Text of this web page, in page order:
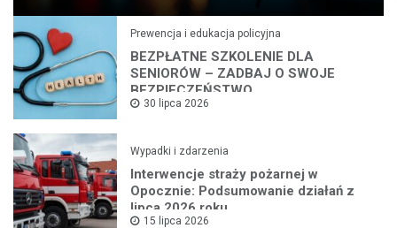
Prewencja i edukacja policyjna
BEZPŁATNE SZKOLENIE DLA
SENIORÓW – ZADBAJ O SWOJE
BEZPIECZEŃSTWO
30 lipca 2026
Wypadki i zdarzenia
Interwencje straży pożarnej w
Opocznie: Podsumowanie działań z
lipca 2026 roku
15 lipca 2026